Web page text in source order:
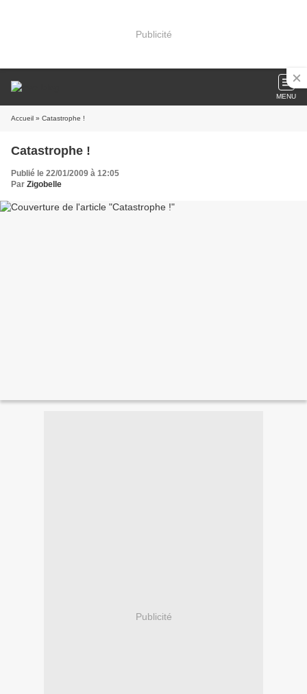
Publicité
MENU
Accueil » Catastrophe !
Catastrophe !
Publié le 22/01/2009 à 12:05
Par Zigobelle
Publicité